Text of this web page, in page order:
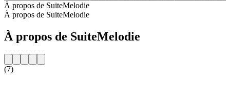
À propos de SuiteMelodie
À propos de SuiteMelodie
À propos de SuiteMelodie
(7)